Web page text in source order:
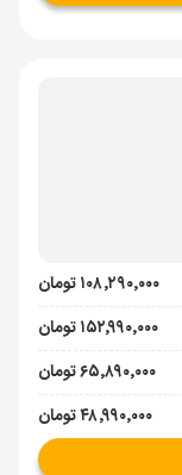
۱۰۸٬۲۹۰٬۰۰۰ تومان
۱۵۲٬۹۹۰٬۰۰۰ تومان
۶۵٬۸۹۰٬۰۰۰ تومان
۴۸٬۹۹۰٬۰۰۰ تومان